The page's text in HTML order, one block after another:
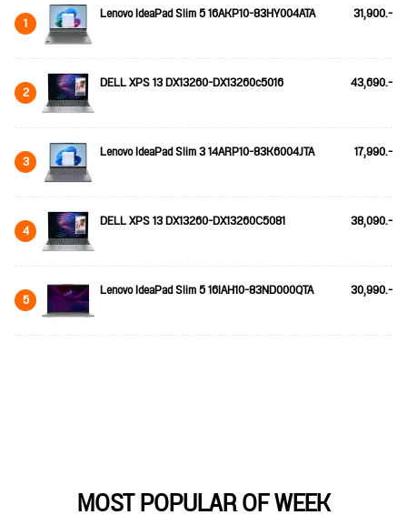
1 Lenovo IdeaPad Slim 5 16AKP10-83HY004ATA 31,900.-
2 DELL XPS 13 DX13260-DX13260c5016 43,690.-
3 Lenovo IdeaPad Slim 3 14ARP10-83K6004JTA 17,990.-
4 DELL XPS 13 DX13260-DX13260C5081 38,090.-
5 Lenovo IdeaPad Slim 5 16IAH10-83ND000QTA 30,990.-
MOST POPULAR OF WEEK